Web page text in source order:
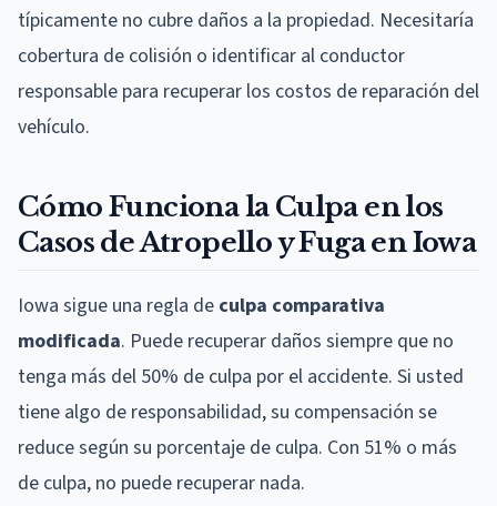
típicamente no cubre daños a la propiedad. Necesitaría
cobertura de colisión o identificar al conductor
responsable para recuperar los costos de reparación del
vehículo.
Cómo Funciona la Culpa en los
Casos de Atropello y Fuga en Iowa
Iowa sigue una regla de culpa comparativa
modificada. Puede recuperar daños siempre que no
tenga más del 50% de culpa por el accidente. Si usted
tiene algo de responsabilidad, su compensación se
reduce según su porcentaje de culpa. Con 51% o más
de culpa, no puede recuperar nada.